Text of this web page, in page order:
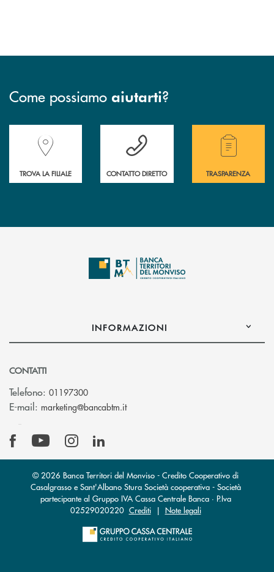
Come possiamo aiutarti?
Accedi all' elenco completo delle filiali della Banca.
TROVA LA FILIALE
Hai bisogno di assistenza immediata?
CONTATTO DIRETTO
Hai bisogno di
TRASPARENZA
INFORMAZIONI
CONTATTI
Telefono: 01197300
E-mail: marketing@bancabtm.it(si apre l’app di posta elettronica)
© 2026 Banca Territori del Monviso - Credito Cooperativo di
Casalgrasso e Sant'Albano Stura Società cooperativa - Società
partecipante al Gruppo IVA Cassa Centrale Banca · P.Iva
02529020220 Crediti| Note legali